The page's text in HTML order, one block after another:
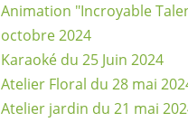
Animation "Incroyable
octobre 2024
Karaoké du 25 Juin 2024
Atelier Floral du 28 mai
Atelier jardin du 21 mai